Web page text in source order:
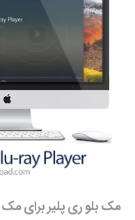
مک بلو ری پلیر برای مک